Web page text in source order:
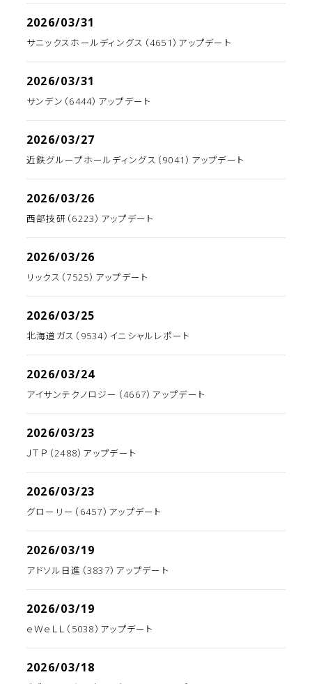
2026/03/31
サニックスホールディングス（4651）アップデート
2026/03/31
サンデン（6444）アップデート
2026/03/27
近鉄グループホールディングス（9041）アップデート
2026/03/26
西部技研（6223）アップデート
2026/03/26
リックス（7525）アップデート
2026/03/25
北海道ガス（9534）イニシャルレポート
2026/03/24
アイサンテクノロジー（4667）アップデート
2026/03/23
ＪＴＰ（2488）アップデート
2026/03/23
グローリー（6457）アップデート
2026/03/19
アドソル日進（3837）アップデート
2026/03/19
ｅＷｅＬＬ（5038）アップデート
2026/03/18